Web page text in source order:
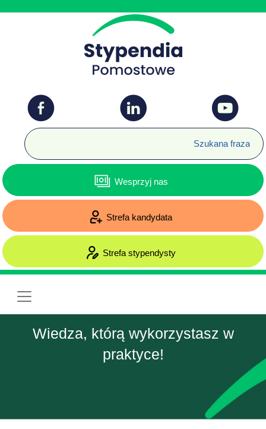
Wesprzyj nas
Strefa kandydata
Strefa stypendysty
Wiedza, którą wykorzystasz w
praktyce!